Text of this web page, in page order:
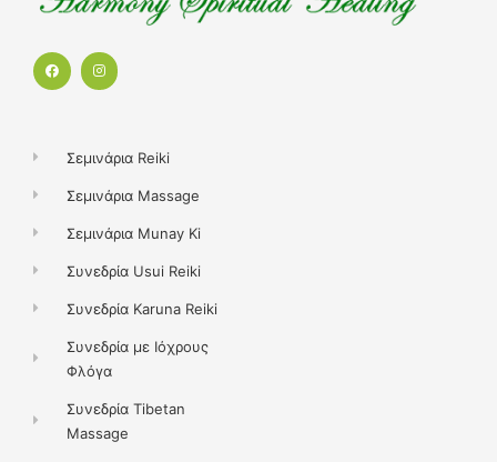
F
a
I
n
m
Σεμινάρια Reiki
Σεμινάρια Massage
Σεμινάρια Munay Ki
Συνεδρία Usui Reiki
Συνεδρία Karuna Reiki
Συνεδρία με Ιόχρους
Φλόγα
Συνεδρία Tibetan
Massage